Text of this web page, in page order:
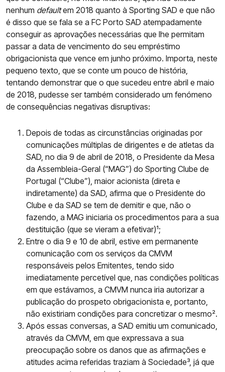
nenhum defaultem 2018 quanto à Sporting SAD e que não
é disso que se fala se a FC Porto SAD atempadamente
conseguir as aprovações necessárias que lhe permitam
passar a data de vencimento do seu empréstimo
obrigacionista que vence em junho próximo. Importa, neste
pequeno texto, que se conte um pouco de história,
tentando demonstrar que o que sucedeu entre abril e maio
de 2018, pudesse ser também considerado um fenómeno
de consequências negativas disruptivas:
Depois de todas as circunstâncias originadas por
comunicações múltiplas de dirigentes e de atletas da
SAD, no dia 9 de abril de 2018, o Presidente da Mesa
da Assembleia-Geral (“MAG”) do Sporting Clube de
Portugal (“Clube”), maior acionista (direta e
indiretamente) da SAD, afirma que o Presidente do
Clube e da SAD se tem de demitir e que, não o
fazendo, a MAG iniciaria os procedimentos para a sua
destituição (que se vieram a efetivar)¹;
Entre o dia 9 e 10 de abril, estive em permanente
comunicação com os serviços da CMVM
responsáveis pelos Emitentes, tendo sido
imediatamente percetível que, nas condições políticas
em que estávamos, a CMVM nunca iria autorizar a
publicação do prospeto obrigacionista e, portanto,
não existiriam condições para concretizar o mesmo².
Após essas conversas, a SAD emitiu um comunicado,
através da CMVM, em que expressava a sua
preocupação sobre os danos que as afirmações e
atitudes acima referidas traziam à Sociedade³, já que